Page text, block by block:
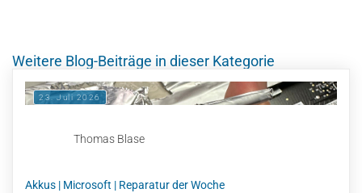
Weitere Blog-Beiträge in dieser Kategorie
23. Juli 2026
Thomas Blase
Akkus | Microsoft | Reparatur der Woche